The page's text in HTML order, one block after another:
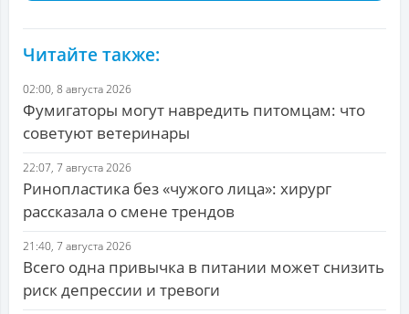
Читайте также:
02:00, 8 августа 2026
Фумигаторы могут навредить питомцам: что
советуют ветеринары
22:07, 7 августа 2026
Ринопластика без «чужого лица»: хирург
рассказала о смене трендов
21:40, 7 августа 2026
Всего одна привычка в питании может снизить
риск депрессии и тревоги